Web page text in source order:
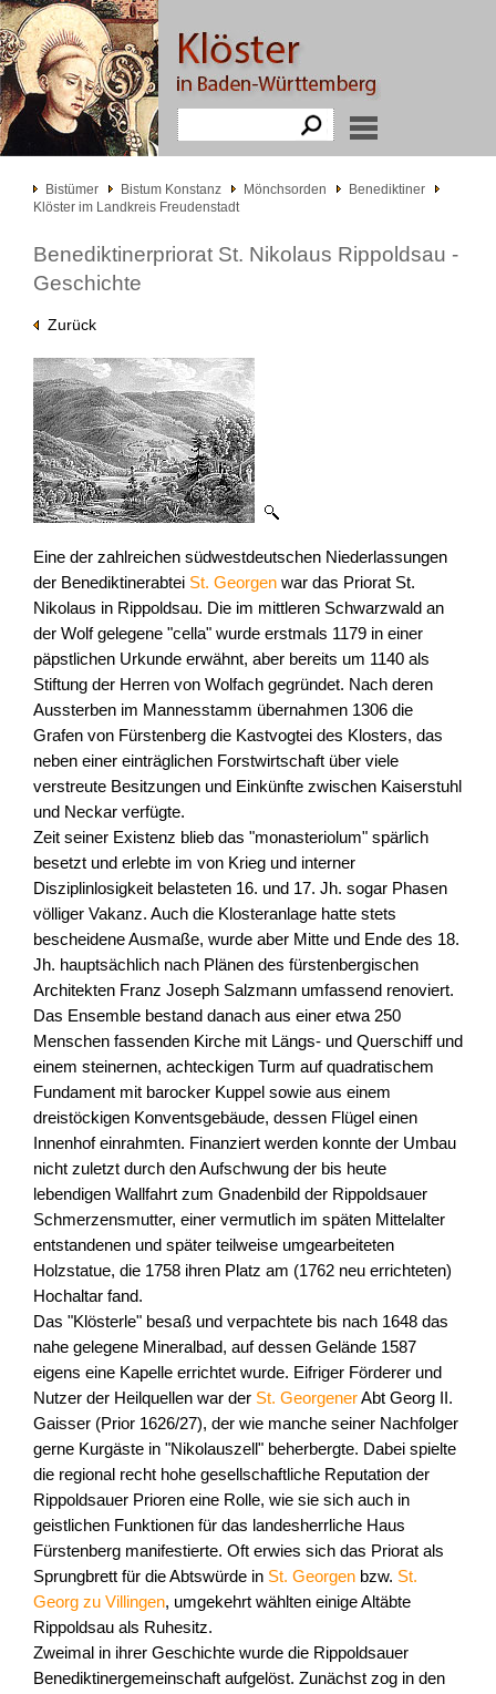
Bistümer Bistum Konstanz Mönchsorden
Benediktiner
Klöster im Landkreis Freudenstadt
Benediktinerpriorat St. Nikolaus Rippoldsau -
Geschichte
Zurück
Eine der zahlreichen südwestdeutschen Niederlassungen
der Benediktinerabtei St. Georgen war das Priorat St.
Nikolaus in Rippoldsau. Die im mittleren Schwarzwald an
der Wolf gelegene "cella" wurde erstmals 1179 in einer
päpstlichen Urkunde erwähnt, aber bereits um 1140 als
Stiftung der Herren von Wolfach gegründet. Nach deren
Aussterben im Mannesstamm übernahmen 1306 die
Grafen von Fürstenberg die Kastvogtei des Klosters, das
neben einer einträglichen Forstwirtschaft über viele
verstreute Besitzungen und Einkünfte zwischen Kaiserstuhl
und Neckar verfügte.
Zeit seiner Existenz blieb das "monasteriolum" spärlich
besetzt und erlebte im von Krieg und interner
Disziplinlosigkeit belasteten 16. und 17. Jh. sogar Phasen
völliger Vakanz. Auch die Klosteranlage hatte stets
bescheidene Ausmaße, wurde aber Mitte und Ende des 18.
Jh. hauptsächlich nach Plänen des fürstenbergischen
Architekten Franz Joseph Salzmann umfassend renoviert.
Das Ensemble bestand danach aus einer etwa 250
Menschen fassenden Kirche mit Längs- und Querschiff und
einem steinernen, achteckigen Turm auf quadratischem
Fundament mit barocker Kuppel sowie aus einem
dreistöckigen Konventsgebäude, dessen Flügel einen
Innenhof einrahmten. Finanziert werden konnte der Umbau
nicht zuletzt durch den Aufschwung der bis heute
lebendigen Wallfahrt zum Gnadenbild der Rippoldsauer
Schmerzensmutter, einer vermutlich im späten Mittelalter
entstandenen und später teilweise umgearbeiteten
Holzstatue, die 1758 ihren Platz am (1762 neu errichteten)
Hochaltar fand.
Das "Klösterle" besaß und verpachtete bis nach 1648 das
nahe gelegene Mineralbad, auf dessen Gelände 1587
eigens eine Kapelle errichtet wurde. Eifriger Förderer und
Nutzer der Heilquellen war der St. GeorgenerAbt Georg II.
Gaisser (Prior 1626/27), der wie manche seiner Nachfolger
gerne Kurgäste in "Nikolauszell" beherbergte. Dabei spielte
die regional recht hohe gesellschaftliche Reputation der
Rippoldsauer Prioren eine Rolle, wie sie sich auch in
geistlichen Funktionen für das landesherrliche Haus
Fürstenberg manifestierte. Oft erwies sich das Priorat als
Sprungbrett für die Abtswürde in St. Georgen bzw. St.
Georg zu Villingen, umgekehrt wählten einige Altäbte
Rippoldsau als Ruhesitz.
Zweimal in ihrer Geschichte wurde die Rippoldsauer
Benediktinergemeinschaft aufgelöst. Zunächst zog in den